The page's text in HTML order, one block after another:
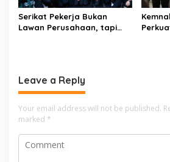
Serikat Pekerja Bukan
Lawan Perusahaan, tapi
Leave a Reply
Your email address will not be published.
marked *